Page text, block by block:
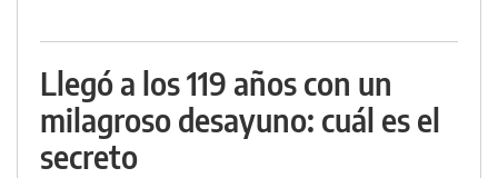
Llegó a los 119 años con un
milagroso desayuno: cuál es el
secreto